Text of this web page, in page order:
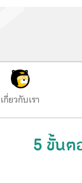
เกี่ยวกับเรา
5 ขั้นต